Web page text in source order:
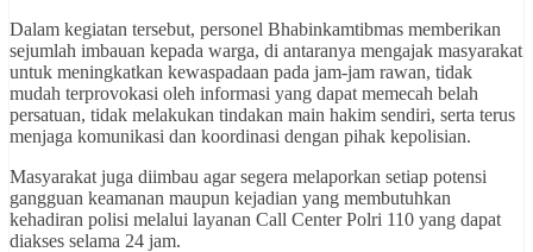
Dalam kegiatan tersebut, personel Bhabinkamtibmas memberikan
sejumlah imbauan kepada warga, di antaranya mengajak masyarakat
untuk meningkatkan kewaspadaan pada jam-jam rawan, tidak
mudah terprovokasi oleh informasi yang dapat memecah belah
persatuan, tidak melakukan tindakan main hakim sendiri, serta terus
menjaga komunikasi dan koordinasi dengan pihak kepolisian.
Masyarakat juga diimbau agar segera melaporkan setiap potensi
gangguan keamanan maupun kejadian yang membutuhkan
kehadiran polisi melalui layanan Call Center Polri 110 yang dapat
diakses selama 24 jam.